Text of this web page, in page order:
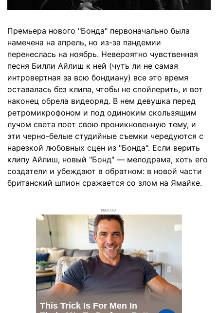
Премьера нового "Бонда" первоначально была
намечена на апрель, но из-за пандемии
перенеслась на ноябрь. Невероятно чувственная
песня Билли Айлиш к ней (чуть ли не самая
интровертная за всю бондиану) все это время
оставалась без клипа, чтобы не спойлерить, и вот
наконец обрела видеоряд. В нем девушка перед
ретромикрофоном и под одиноким скользящим
лучом света поет свою проникновенную тему, и
эти черно-белые студийные съемки чередуются с
нарезкой любовных сцен из "Бонда". Если верить
клипу Айлиш, новый "Бонд" — мелодрама, хоть его
создатели и убеждают в обратном: в новой части
британский шпион сражается со злом на Ямайке.
РЕКЛАМА